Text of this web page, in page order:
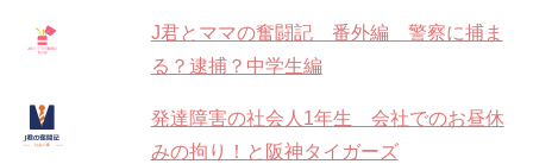
J君とママの奮闘記 番外編 警察に捕ま
る？逮捕？中学生編
発達障害の社会人1年生 会社でのお昼休
みの拘り！と阪神タイガーズ